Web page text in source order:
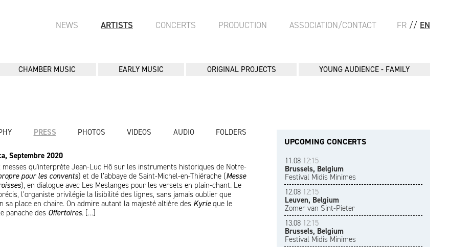
FR // EN
NEWS ARTISTS CONCERTS PRODUCTION ASSOCIATION/CONTACT
CHAMBER MUSIC EARLY MUSIC ORIGINAL PROJECTS YOUNG AUDIENCE - FAMILY
PRESS PHOTOS VIDEOS AUDIO FOLDERS
Septembre 2020
qu'interprète Jean-Luc Hô sur les instruments historiques de Notre-
pour les convents) et de l’abbaye de Saint-Michel-en-Thiérache (Messe
), en dialogue avec Les Meslanges pour les versets en plain-chant. Le
l’organiste privilégie la lisibilité des lignes, sans jamais oublier que
place en chaire. On admire autant la majesté altière des Kyrieque le
panache des Offertoires. […]
UPCOMING CONCERTS
11.08 12:15
Brussels, Belgium
Festival Midis Minimes
12.08 12:15
Leuven, Belgium
Zomer van Sint-Pieter
13.08 12:15
Brussels, Belgium
Festival Midis Minimes